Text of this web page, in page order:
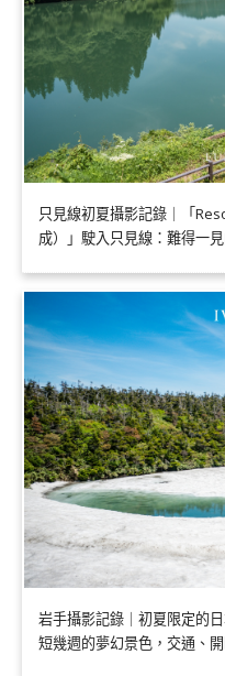
只見線初夏攝影記錄｜「
成）」駛入只見線：難得一
岩手攝影記錄｜初夏限定的
短幾週的夢幻景色，交通、